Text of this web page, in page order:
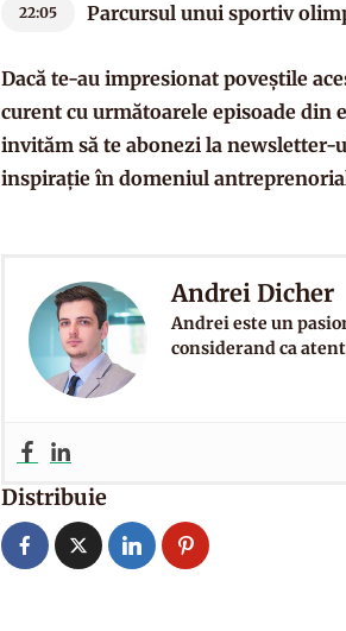
22:05 Parcursul unui sportiv
Dacă te-au impresionat poveștile
curent cu următoarele episoade din
invităm să te abonezi la newsletter-
inspirație în domeniul
Andrei Dicher
Andrei este un
considerand ca
Distribuie